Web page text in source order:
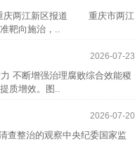
重庆两江新区报道 重庆市两江
靶向施治，..
2026-07-23
不断增强治理腐败综合效能稷
质增效。图..
2026-07-20
查整治的观察中央纪委国家监
重违纪违法案透视